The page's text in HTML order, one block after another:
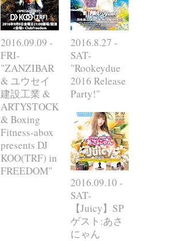
2016.09.09 -
FRI-
"ZANZIBAR
& ユウセイ
建設工業 &
ARTYSTOCK
& Boxing
Fitness-abox
presents DJ
KOO(TRF) in
FREEDOM"
2016.8.27 -
SAT-
"Rookeydue
2016 Release
Party!"
2016.09.10 -
SAT-
【Juicy】SP
ゲスト:あさ
にゃん